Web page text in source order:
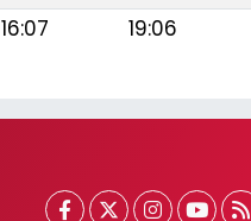
16:07 19:06